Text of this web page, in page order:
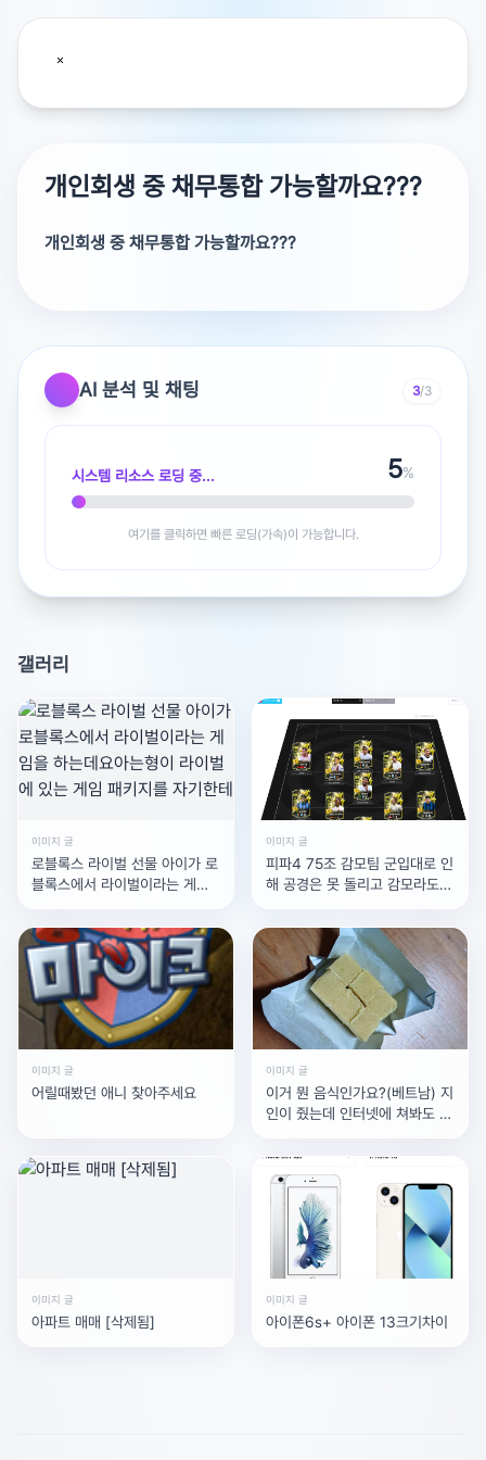
개인회생 중 채무통합 가능할까요???
개인회생 중 채무통합 가능할까요???
광고 [X]를 누르면 내용이 해제됩니다
AI 분석 및 채팅 3/3
시스템 리소스 로딩 중... 5%
여기를 클릭하면 빠른 로딩(가속)이 가능합니다.
갤러리
이미지 글
로블록스 라이벌 선물 아이가 로
블록스에서 라이벌이라는 게임
있는 게임 패키지를 자기한테
이미지 글
피파4 75조 감모팀 군입대로 인
해 공경은 못 돌리고 감모라도
팀 만들어
이미지 글
어릴때봤던 애니 찾아주세요
이미지 글
이거 뭔 음식인가요?(베트남) 지
인이 줬는데 인터넷에 쳐봐도 안
이미지 글
아파트 매매 [삭제됨]
이미지 글
아이폰6s+ 아이폰 13크기차이